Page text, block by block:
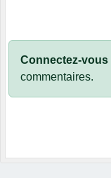
Connectez-vous
commentaires.